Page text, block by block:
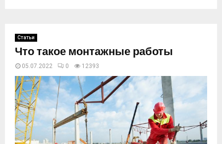
Статьи
Что такое монтажные работы
05.07.2022 0 12393